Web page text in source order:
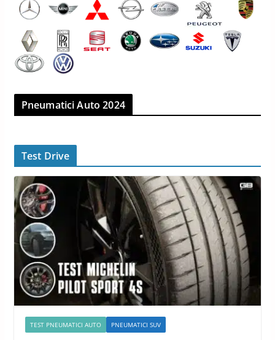
Pneumatici Auto 2024
Test Drive
TEST PNEUMATICI AUTO PNEUMATICI SUV